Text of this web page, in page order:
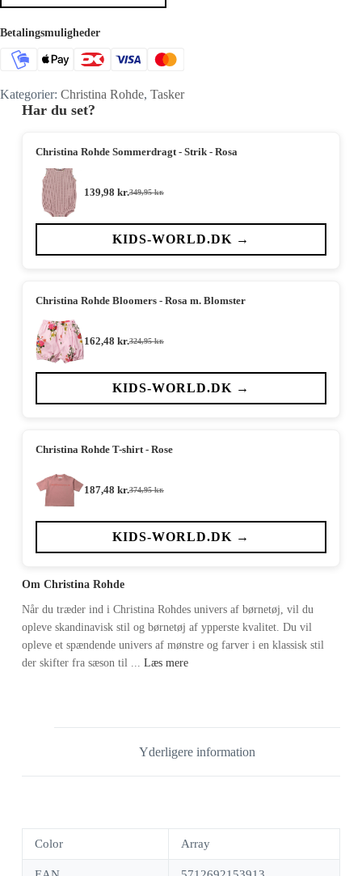
Betalingsmuligheder
Kategorier: Christina Rohde, Tasker
Har du set?
Christina Rohde Sommerdragt - Strik - Rosa
349,95kr.
Den
pris
var:
139,98 kr.Den
pris
er:
KIDS-WORLD.DK →
Christina Rohde Bloomers - Rosa m. Blomster
324,95kr.
Den
pris
var:
162,48 kr.Den
pris
er:
KIDS-WORLD.DK →
Christina Rohde T-shirt - Rose
374,95kr.
Den
pris
var:
187,48 kr.Den
pris
er:
KIDS-WORLD.DK →
Om Christina Rohde
Når du træder ind i Christina Rohdes univers af børnetøj, vil du
opleve skandinavisk stil og børnetøj af ypperste kvalitet. Du vil
opleve et spændende univers af mønstre og farver i en klassisk stil
der skifter fra sæson til ... Læs mere
Yderligere information
Color Array